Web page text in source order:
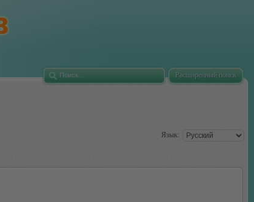
Расширенный поиск
Язык: